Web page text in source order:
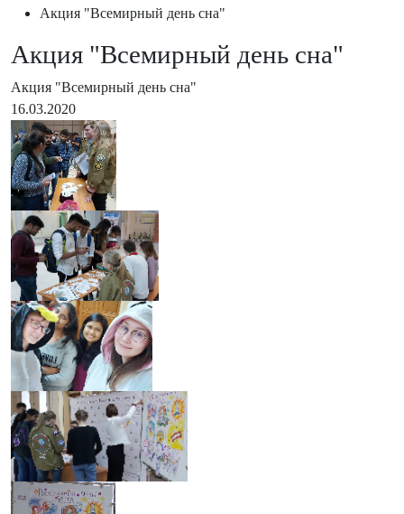
Акция "Всемирный день сна"
Акция "Всемирный день сна"
Акция "Всемирный день сна"
16.03.2020